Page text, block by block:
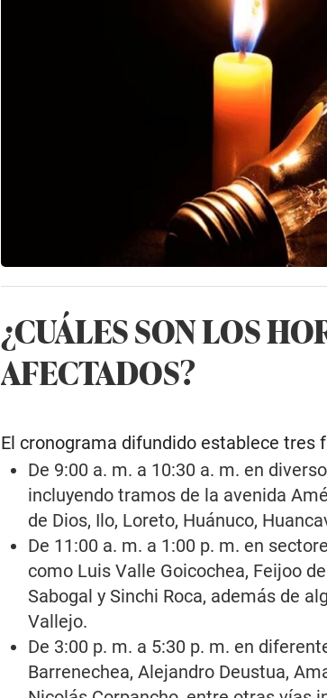
¿CUÁLES SON LOS
AFECTADOS?
El cronograma difundido establece tres
De 9:00 a. m. a 10:30 a. m. en
incluyendo tramos de la avenida
de Dios, Ilo, Loreto, Huánuco,
De 11:00 a. m. a 1:00 p. m. en
como Luis Valle Goicochea, Feijoo
Sabogal y Sinchi Roca, además de
Vallejo.
De 3:00 p. m. a 5:30 p. m. en
Barrenechea, Alejandro Deustua,